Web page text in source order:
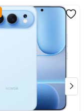
+ Cảm ứng